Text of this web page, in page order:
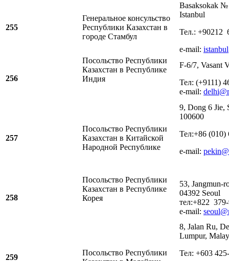
255
Генеральное консульство
Республики Казахстан в
городе Стамбул
Basaksokak
Istanbul
Тел.: +90212
e-mail:
256
Посольство Республики
Казахстан в Республике
Индия
F-6/7, Vasant
Тел: (+9111)
e-mail:
257
Посольство Республики
Казахстан в Китайской
Народной Республике
9, Dong 6 Jie,
100600
Тел:+86 (010)
e-mail:
258
Посольство Республики
Казахстан в Республике
Корея
53, Jangmun-
04392 Seoul
тел:+822
e-mail:
259
Посольство Республики
8, Jalan Ru,
Lumpur,
Тел: +603